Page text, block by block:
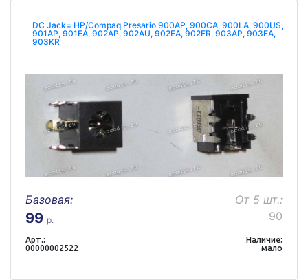
DC Jack= HP/Compaq Presario 900AP, 900CA, 900LA, 900US,
901AP, 901EA, 902AP, 902AU, 902EA, 902FR, 903AP, 903EA,
903KR
Базовая:
99 р.
От 5 шт.:
90
Арт.:
00000002522
Наличие:
мало